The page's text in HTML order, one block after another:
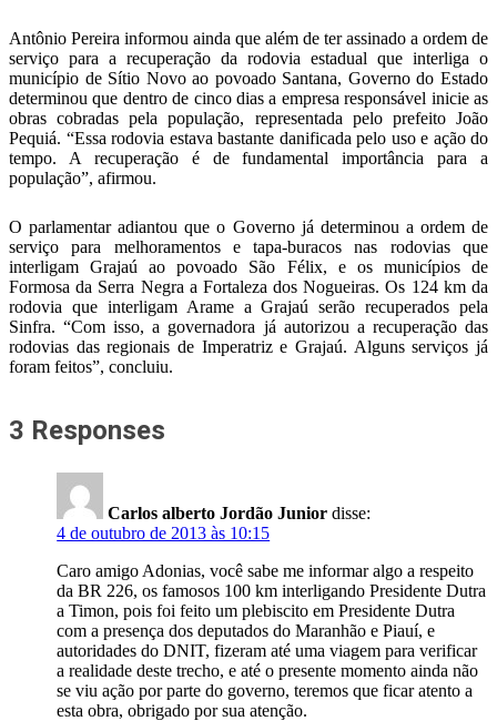
Antônio Pereira informou ainda que além de ter assinado a ordem de
serviço para a recuperação da rodovia estadual que interliga o
município de Sítio Novo ao povoado Santana, Governo do Estado
determinou que dentro de cinco dias a empresa responsável inicie as
obras cobradas pela população, representada pelo prefeito João
Pequiá. “Essa rodovia estava bastante danificada pelo uso e ação do
tempo. A recuperação é de fundamental importância para a
população”, afirmou.
O parlamentar adiantou que o Governo já determinou a ordem de
serviço para melhoramentos e tapa-buracos nas rodovias que
interligam Grajaú ao povoado São Félix, e os municípios de
Formosa da Serra Negra a Fortaleza dos Nogueiras. Os 124 km da
rodovia que interligam Arame a Grajaú serão recuperados pela
Sinfra. “Com isso, a governadora já autorizou a recuperação das
rodovias das regionais de Imperatriz e Grajaú. Alguns serviços já
foram feitos”, concluiu.
3 Responses
Carlos alberto Jordão Junior disse:
4 de outubro de 2013 às 10:15
Caro amigo Adonias, você sabe me informar algo a respeito
da BR 226, os famosos 100 km interligando Presidente Dutra
a Timon, pois foi feito um plebiscito em Presidente Dutra
com a presença dos deputados do Maranhão e Piauí, e
autoridades do DNIT, fizeram até uma viagem para verificar
a realidade deste trecho, e até o presente momento ainda não
se viu ação por parte do governo, teremos que ficar atento a
esta obra, obrigado por sua atenção.